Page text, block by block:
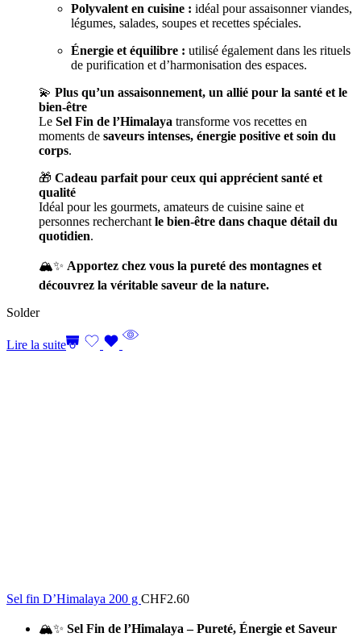
Polyvalent en cuisine : idéal pour assaisonner viandes,
légumes, salades, soupes et recettes spéciales.
Énergie et équilibre : utilisé également dans les rituels
de purification et d’harmonisation des espaces.
💫 Plus qu’un assaisonnement, un allié pour la santé et le
bien-être
Le Sel Fin de l’Himalaya transforme vos recettes en
moments de saveurs intenses, énergie positive et soin du
corps.
🎁 Cadeau parfait pour ceux qui apprécient santé et
qualité
Idéal pour les gourmets, amateurs de cuisine saine et
personnes recherchant le bien-être dans chaque détail du
quotidien.
🏔️✨ Apportez chez vous la pureté des montagnes et
découvrez la véritable saveur de la nature.
Solder
Lire la suite
Sel fin D’Himalaya 200 g CHF2.60
🏔️✨ Sel Fin de l’Himalaya – Pureté, Énergie et Saveur